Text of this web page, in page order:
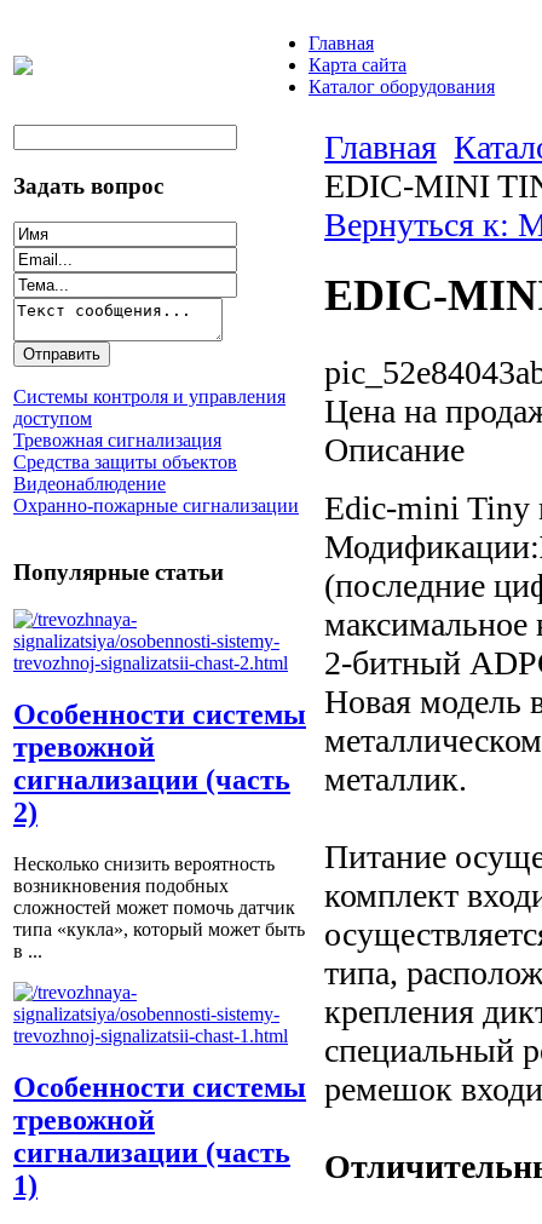
Главная
Карта сайта
Каталог оборудования
Задать вопрос
Системы контроля и управления
доступом
Тревожная сигнализация
Средства защиты объектов
Видеонаблюдение
Охранно-пожарные сигнализации
Популярные статьи
Особенности системы
тревожной
сигнализации (часть
2)
Несколько снизить вероятность
возникновения подобных
сложностей может помочь датчик
типа «кукла», который может быть
в ...
Особенности системы
тревожной
сигнализации (часть
1)
Главная
EDIC-MINI
Вернуться к:
EDIC-
Цена на
Описание
Edic-mini Tiny
Модификации:
(последние
максимальное
2-битный
Новая модель
металлик.
Питание
комплект
типа,
крепления
специальный
ремешок